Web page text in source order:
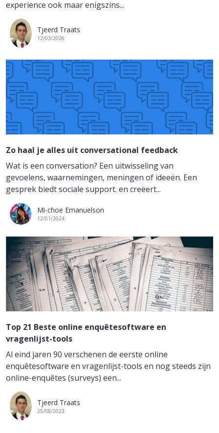
experience ook maar enigszins...
Tjeerd Traats
12/03/2026
Zo haal je alles uit conversational feedback
Wat is een conversation? Een uitwisseling van
gevoelens, waarnemingen, meningen of ideeën. Een
gesprek biedt sociale support. en creëert...
Mi-choe Emanuelson
12/01/2024
Top 21 Beste online enquêtesoftware en
vragenlijst-tools
Al eind jaren 90 verschenen de eerste online
enquêtesoftware en vragenlijst-tools en nog steeds zijn
online-enquêtes (surveys) een...
Tjeerd Traats
25/08/2023